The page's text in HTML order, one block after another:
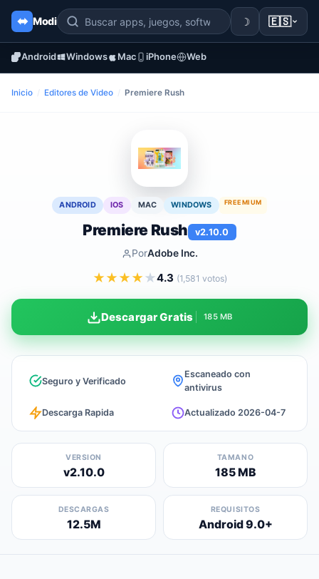
Modi ☽ 🇪🇸
Android Windows Mac iPhone Web
Inicio / Editores de Video / Premiere Rush
ANDROID IOS MAC WINDOWS FREEMIUM
Premiere Rush v2.10.0
PorAdobe Inc.
★★★★★4.3 (1,581 votos)
Descargar Gratis 185 MB
Seguro y Verificado
Escaneado con
antivirus
Descarga Rapida Actualizado 2026-04-7
VERSION
v2.10.0
TAMANO
185 MB
DESCARGAS
12.5M
REQUISITOS
Android 9.0+